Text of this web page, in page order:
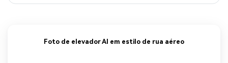
Foto de elevador AI em estilo de rua aéreo